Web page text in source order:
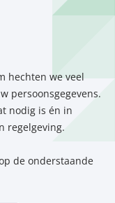
hechten we veel
persoonsgegevens.
nodig is én in
regelgeving.
de onderstaande